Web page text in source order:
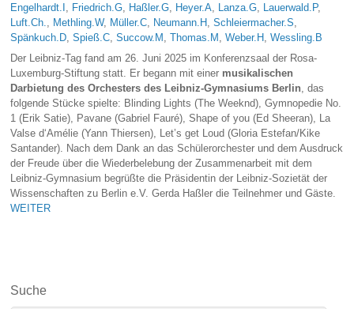
Engelhardt.I , Friedrich.G, Haßler.G, Heyer.A, Lanza.G, Lauerwald.P,
Luft.Ch., Methling.W, Müller.C, Neumann.H ,Schleiermacher.S,
Spänkuch.D,Spieß.C,Succow.M ,Thomas.M ,Weber.H ,Wessling.B
Der Leibniz-Tag fand am 26. Juni 2025 im Konferenzsaal der Rosa-
Luxemburg-Stiftung statt. Er begann mit einer musikalischen
Darbietung des Orchesters des Leibniz-Gymnasiums Berlin, das
folgende Stücke spielte: Blinding Lights (The Weeknd), Gymnopedie No.
1 (Erik Satie), Pavane (Gabriel Fauré), Shape of you (Ed Sheeran), La
Valse d‘Amélie (Yann Thiersen), Let’s get Loud (Gloria Estefan/Kike
Santander). Nach dem Dank an das Schülerorchester und dem Ausdruck
der Freude über die Wiederbelebung der Zusammenarbeit mit dem
Leibniz-Gymnasium begrüßte die Präsidentin der Leibniz-Sozietät der
Wissenschaften zu Berlin e.V. Gerda Haßler die Teilnehmer und Gäste.
WEITER
Suche